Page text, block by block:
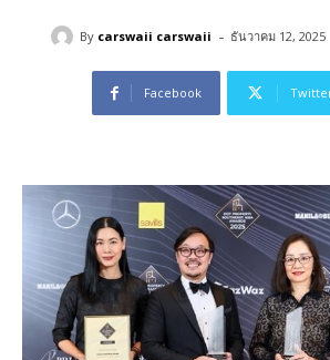
By carswaii carswaii - ธันวาคม 12, 2025
Facebook